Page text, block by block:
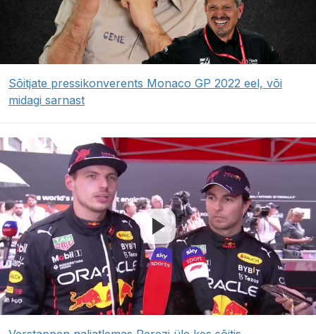
Sõitjate pressikonverents Monaco GP 2022 eel, või
midagi sarnast